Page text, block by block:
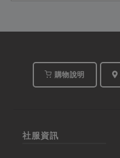
念，變化出一道道清
菜、湯麵等料理，吃了
購物說明
社服資訊